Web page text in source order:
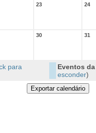
23 24
30 31
para
Eventos
esconder)